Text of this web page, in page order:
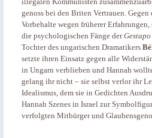
illegalen Kommunisten
genoss bei den Briten Vertrauen.
Vorbehalte wegen früherer
die psychologischen Fänge derGestapo
Tochter des ungarischen Dramatikers
setzte ihren Einsatz gegen alle
in Ungarn verblieben und Hannah
gelang ihr nicht – sie selbst verlor ihr
Idealismus, dem sie in Gedichten
Hannah Szenes in Israel zur
verfolgten Mitbürger und